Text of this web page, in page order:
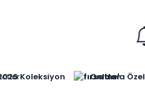
Koleksiyon Online'a Özel